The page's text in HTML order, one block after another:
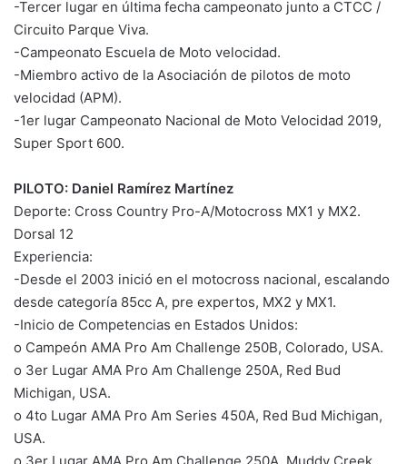
-Tercer lugar en última fecha campeonato junto a CTCC /
Circuito Parque Viva.
-Campeonato Escuela de Moto velocidad.
-Miembro activo de la Asociación de pilotos de moto
velocidad (APM).
-1er lugar Campeonato Nacional de Moto Velocidad 2019,
Super Sport 600.
PILOTO: Daniel Ramírez Martínez
Deporte: Cross Country Pro-A/Motocross MX1 y MX2.
Dorsal 12
Experiencia:
-Desde el 2003 inició en el motocross nacional, escalando
desde categoría 85cc A, pre expertos, MX2 y MX1.
-Inicio de Competencias en Estados Unidos:
o Campeón AMA Pro Am Challenge 250B, Colorado, USA.
o 3er Lugar AMA Pro Am Challenge 250A, Red Bud
Michigan, USA.
o 4to Lugar AMA Pro Am Series 450A, Red Bud Michigan,
USA.